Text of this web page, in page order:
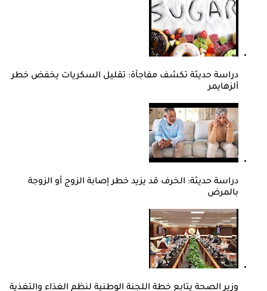
دراسة حديثة تكشف مفاجأة: تقليل السكريات يخفض خطر
ألزهايمر
دراسة حديثة: الخرف قد يزيد خطر إصابة الزوج أو الزوجة
بالمرض
وزير الصحة يتابع خطة اللجنة الوطنية لنظم الغذاء والتغذية